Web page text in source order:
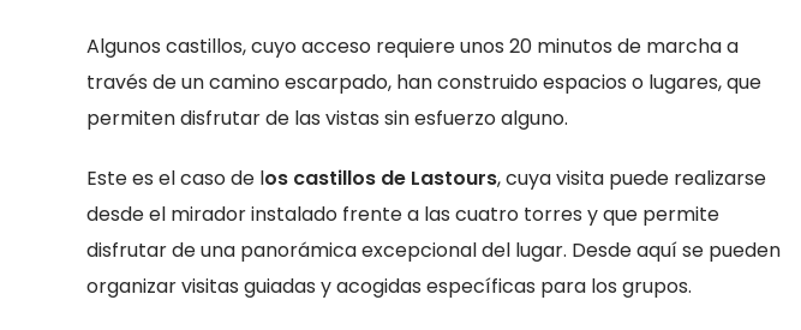
Algunos castillos, cuyo acceso requiere unos 20 minutos de marcha a
través de un camino escarpado, han construido espacios o lugares, que
permiten disfrutar de las vistas sin esfuerzo alguno.
Este es el caso de los castillos de Lastours, cuya visita puede realizarse
desde el mirador instalado frente a las cuatro torres y que permite
disfrutar de una panorámica excepcional del lugar. Desde aquí se pueden
organizar visitas guiadas y acogidas específicas para los grupos.